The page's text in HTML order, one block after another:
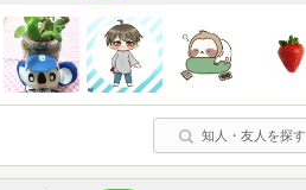
知人・友人を探す